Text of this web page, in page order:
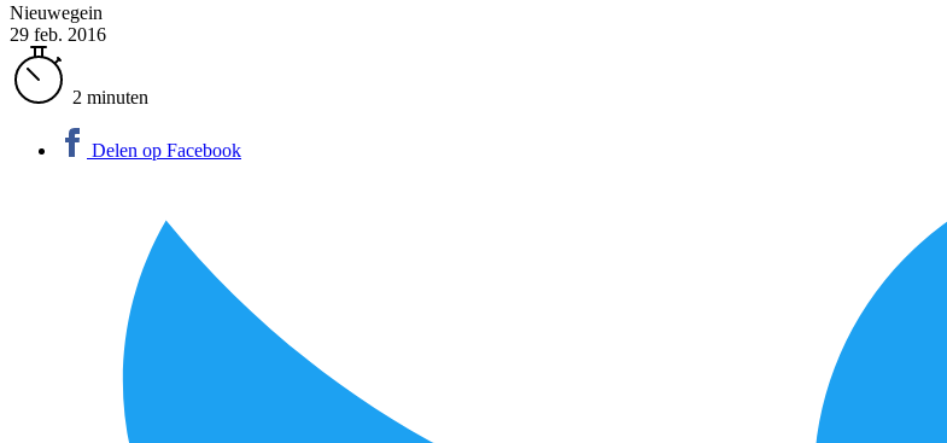
Nieuwegein
29 feb. 2016
2 minuten
Delen op Facebook